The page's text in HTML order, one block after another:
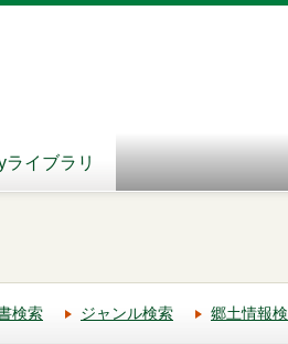
ライブラリ
検索 ジャンル検索 郷土情報